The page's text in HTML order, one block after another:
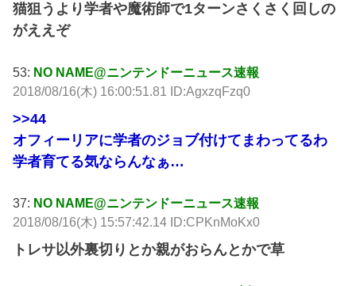
猫狙うより学者や魔術師で1ターンさくさく回しの
がええぞ
53: NO NAME@ニンテンドーニュース速報
2018/08/16(木) 16:00:51.81 ID:AgxzqFzq0
>>44
オフィーリアに学者のジョブ付けてまわってるわ
学者育てる気ならんなぁ…
37: NO NAME@ニンテンドーニュース速報
2018/08/16(木) 15:57:42.14 ID:CPKnMoKx0
トレサ以外裏切りとか親がおらんとかで草